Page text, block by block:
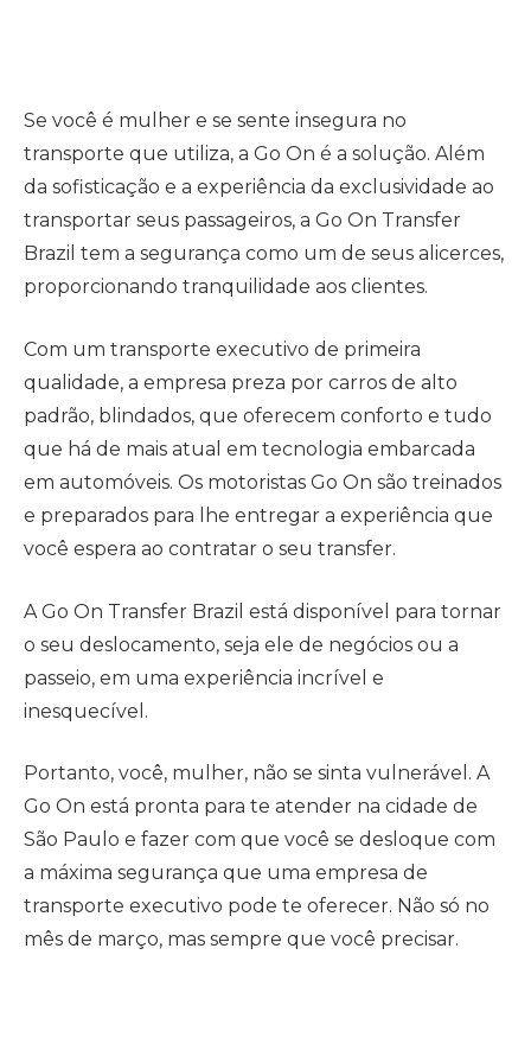
Se você é mulher e se sente insegura no
transporte que utiliza, a Go On é a solução. Além
da sofisticação e a experiência da exclusividade ao
transportar seus passageiros, a Go On Transfer
Brazil tem a segurança como um de seus alicerces,
proporcionando tranquilidade aos clientes.
Com um transporte executivo de primeira
qualidade, a empresa preza por carros de alto
padrão, blindados, que oferecem conforto e tudo
que há de mais atual em tecnologia embarcada
em automóveis. Os motoristas Go On são treinados
e preparados para lhe entregar a experiência que
você espera ao contratar o seu transfer.
A Go On Transfer Brazil está disponível para tornar
o seu deslocamento, seja ele de negócios ou a
passeio, em uma experiência incrível e
inesquecível.
Portanto, você, mulher, não se sinta vulnerável. A
Go On está pronta para te atender na cidade de
São Paulo e fazer com que você se desloque com
a máxima segurança que uma empresa de
transporte executivo pode te oferecer. Não só no
mês de março, mas sempre que você precisar.